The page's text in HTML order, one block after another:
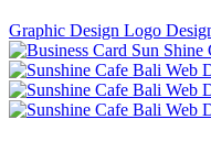
Graphic Design Logo